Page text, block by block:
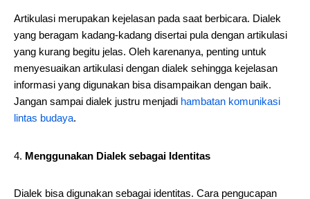
Artikulasi merupakan kejelasan pada saat berbicara. Dialek
yang beragam kadang-kadang disertai pula dengan artikulasi
yang kurang begitu jelas. Oleh karenanya, penting untuk
menyesuaikan artikulasi dengan dialek sehingga kejelasan
informasi yang digunakan bisa disampaikan dengan baik.
Jangan sampai dialek justru menjadi hambatan komunikasi
lintas budaya.
Menggunakan Dialek sebagai Identitas
Dialek bisa digunakan sebagai identitas. Cara pengucapan